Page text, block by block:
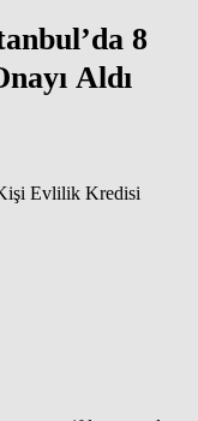
8
Aldı